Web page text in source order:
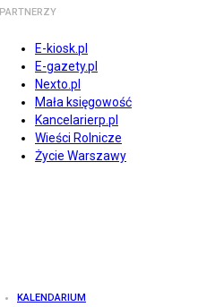
PARTNERZY
E-kiosk.pl
E-gazety.pl
Nexto.pl
Mała księgowość
Kancelarierp.pl
Wieści Rolnicze
Życie Warszawy
KALENDARIUM